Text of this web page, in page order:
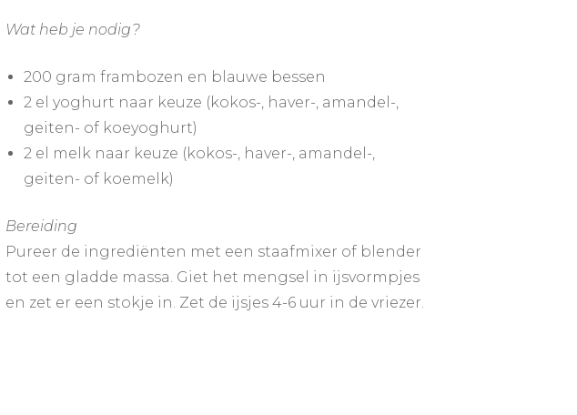
Wat heb je nodig?
200 gram frambozen en blauwe bessen
2 el yoghurt naar keuze (kokos-, haver-, amandel-,
geiten- of koeyoghurt)
2 el melk naar keuze (kokos-, haver-, amandel-,
geiten- of koemelk)
Bereiding
Pureer de ingrediënten met een staafmixer of blender
tot een gladde massa. Giet het mengsel in ijsvormpjes
en zet er een stokje in. Zet de ijsjes 4-6 uur in de vriezer.